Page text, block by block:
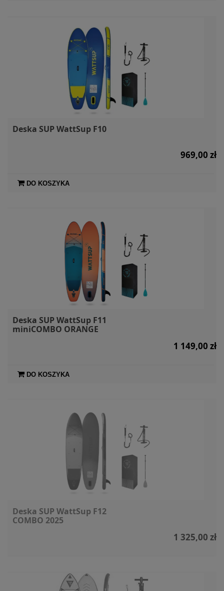
Deska SUP WattSup F10
969,00 zł
DO KOSZYKA
Deska SUP WattSup F11
miniCOMBO ORANGE
1 149,00 zł
DO KOSZYKA
Deska SUP WattSup F12
COMBO 2025
1 325,00 zł